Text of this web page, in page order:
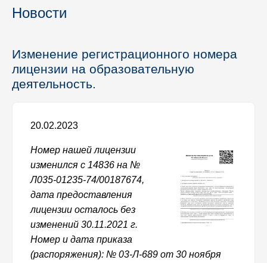
Новости
Изменение регистрационного номера
лицензии на образовательную
деятельность.
20.02.2023
Номер нашей лицензии
изменился с 14836 на №
Л035-01235-74/00187674,
дата предоставления
лицензии осталось без
изменений 30.11.2021 г.
Номер и дата приказа
(распоряжения): № 03-Л-689 от 30 ноября